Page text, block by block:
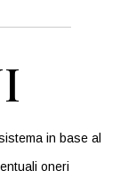
in base al
oneri